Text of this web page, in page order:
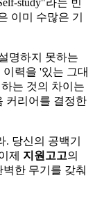
study"라는 빈
이미 수많은 기
명하지 못하는
력을 '있는 그대
는 것의 차이는
커리어를 결정한
당신의 공백기
제
지원고고의
한 무기를 갖춰